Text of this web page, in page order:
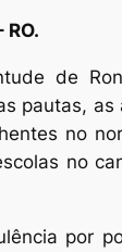
de
pautas, as
no
no
por